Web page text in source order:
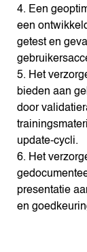
4. Een
een
getest en
5. Het
bieden aan
door
update-cycli.
6. Het
presentatie
en